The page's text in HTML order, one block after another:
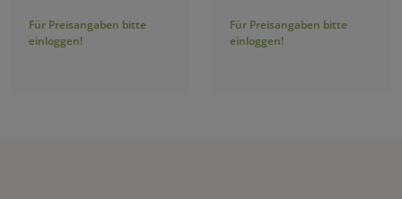
Für Preisangaben bitte
einloggen!
Für Preisangaben bitte
einloggen!